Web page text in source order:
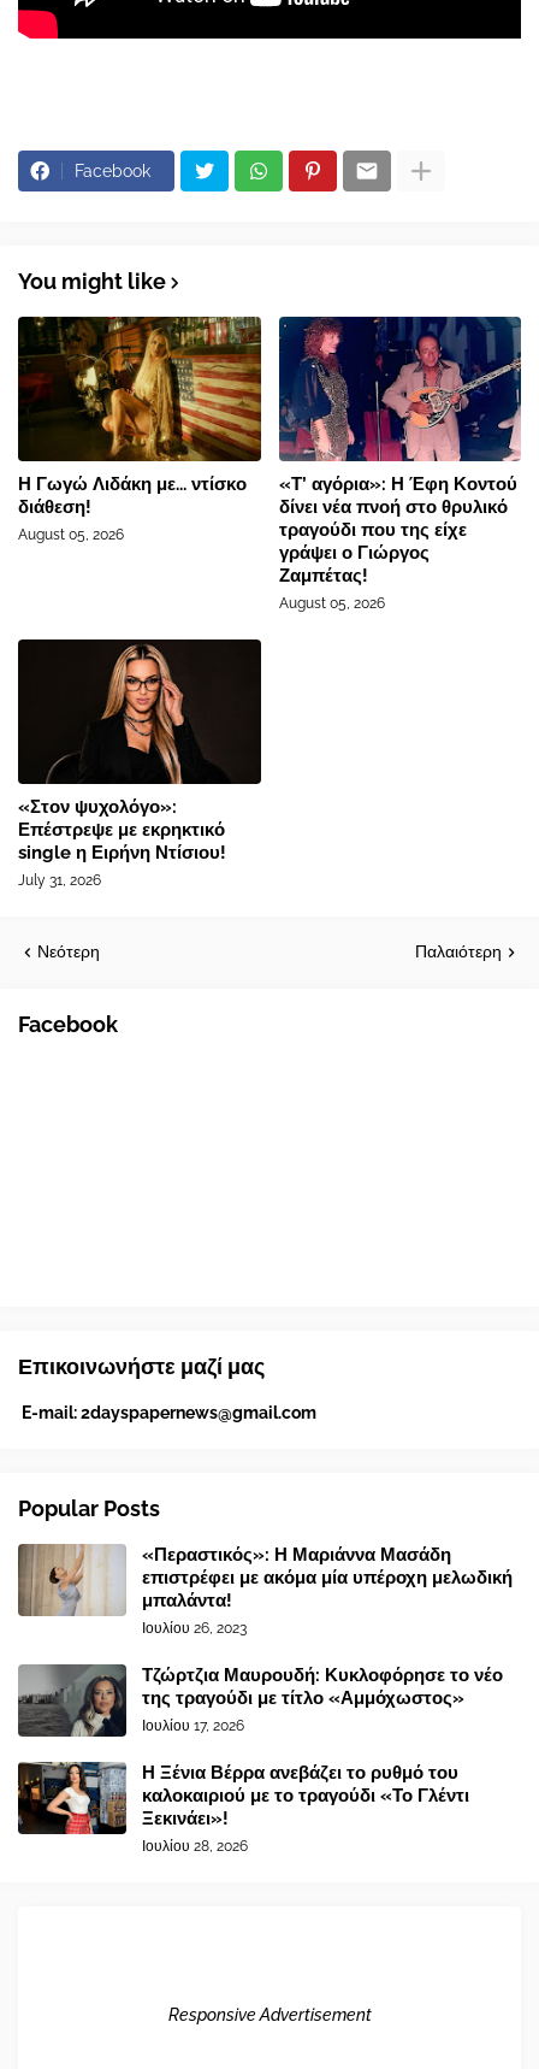
Facebook
You might like
Η Γωγώ Λιδάκη με... ντίσκο
διάθεση!
August 05, 2026
«Τ’ αγόρια»: Η Έφη Κοντού
δίνει νέα πνοή στο θρυλικό
τραγούδι που της είχε
γράψει ο Γιώργος
Ζαμπέτας!
August 05, 2026
«Στον ψυχολόγο»:
Επέστρεψε με εκρηκτικό
single η Ειρήνη Ντίσιου!
July 31, 2026
Νεότερη Παλαιότερη
Facebook
Επικοινωνήστε μαζί μας
E-mail:2dayspapernews@gmail.com
Popular Posts
«Περαστικός»: Η Μαριάννα Μασάδη
επιστρέφει με ακόμα μία υπέροχη μελωδική
μπαλάντα!
Ιουλίου 26, 2023
Τζώρτζια Μαυρουδή: Κυκλοφόρησε το νέο
της τραγούδι με τίτλο «Αμμόχωστος»
Ιουλίου 17, 2026
Η Ξένια Βέρρα ανεβάζει το ρυθμό του
καλοκαιριού με το τραγούδι «Το Γλέντι
Ξεκινάει»!
Ιουλίου 28, 2026
Responsive Advertisement